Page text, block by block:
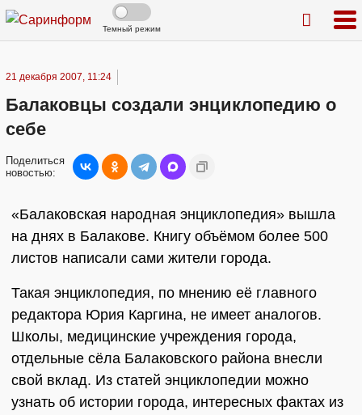
Темный режим
21 декабря 2007, 11:24
Балаковцы создали энциклопедию о
себе
Поделиться
новостью:
«Балаковская народная энциклопедия» вышла
на днях в Балакове. Книгу объёмом более 500
листов написали сами жители города.
Такая энциклопедия, по мнению её главного
редактора Юрия Каргина, не имеет аналогов.
Школы, медицинские учреждения города,
отдельные сёла Балаковского района внесли
свой вклад. Из статей энциклопедии можно
узнать об истории города, интересных фактах из